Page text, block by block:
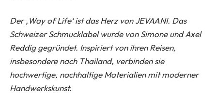
Der ‚Way of Life‘ ist das Herz von JEVAANI. Das
Schweizer Schmucklabel wurde von Simone und Axel
Reddig gegründet. Inspiriert von ihren Reisen,
insbesondere nach Thailand, verbinden sie
hochwertige, nachhaltige Materialien mit moderner
Handwerkskunst.